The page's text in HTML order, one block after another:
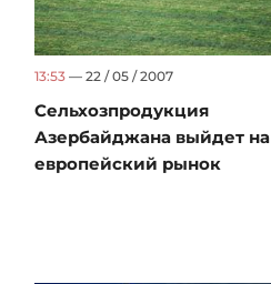
13:53 — 22 / 05 / 2007
Сельхозпродукция
Азербайджана выйдет на
европейский рынок